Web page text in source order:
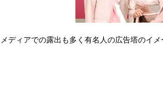
メディアでの露出も多く有名人の広告塔のイ